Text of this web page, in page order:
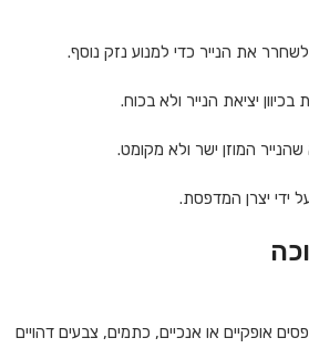
את הנייר כדי למנוע נזק נוסף.
יציאת הנייר ולא בכוח.
המוזן ישר ולא מקומט.
ידי יצרן המדפסת.
אופקיים או אנכיים, כתמים, צבעים דהויים